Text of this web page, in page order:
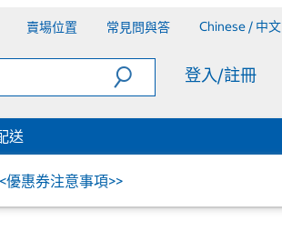
賣場位置 常見問與答 Chinese / 中文
登入/註冊
送
優惠券注意事項>>